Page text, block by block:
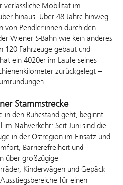
verlässliche Mobilität im
hinaus. Über 48 Jahre hinweg
von Pendler:innen durch den
Wiener S‑Bahn wie kein anderes
120 Fahrzeuge gebaut und
ein 4020er im Laufe seines
zurückgelegt –
Stammstrecke
in den Ruhestand geht, beginnt
Nahverkehr: Seit Juni sind die
in der Ostregion im Einsatz und
Barrierefreiheit und
über großzügige
Kinderwägen und Gepäck
für einen